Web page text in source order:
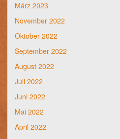
März 2023
November 2022
Oktober 2022
September 2022
August 2022
Juli 2022
Juni 2022
Mai 2022
April 2022